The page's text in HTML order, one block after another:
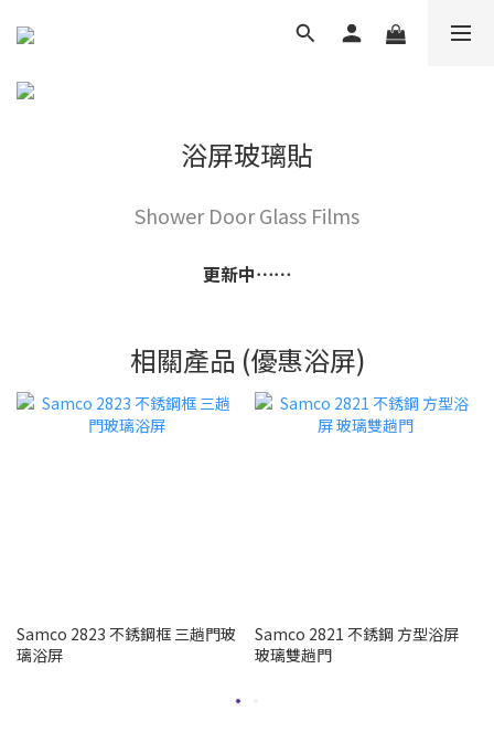
浴屏玻璃貼
Shower Door Glass Films
更新中⋯⋯
相關產品 (優惠浴屏)
Samco 2823 不銹鋼框 三趟門玻
璃浴屏
Samco 2821 不銹鋼 方型浴屏
玻璃雙趟門